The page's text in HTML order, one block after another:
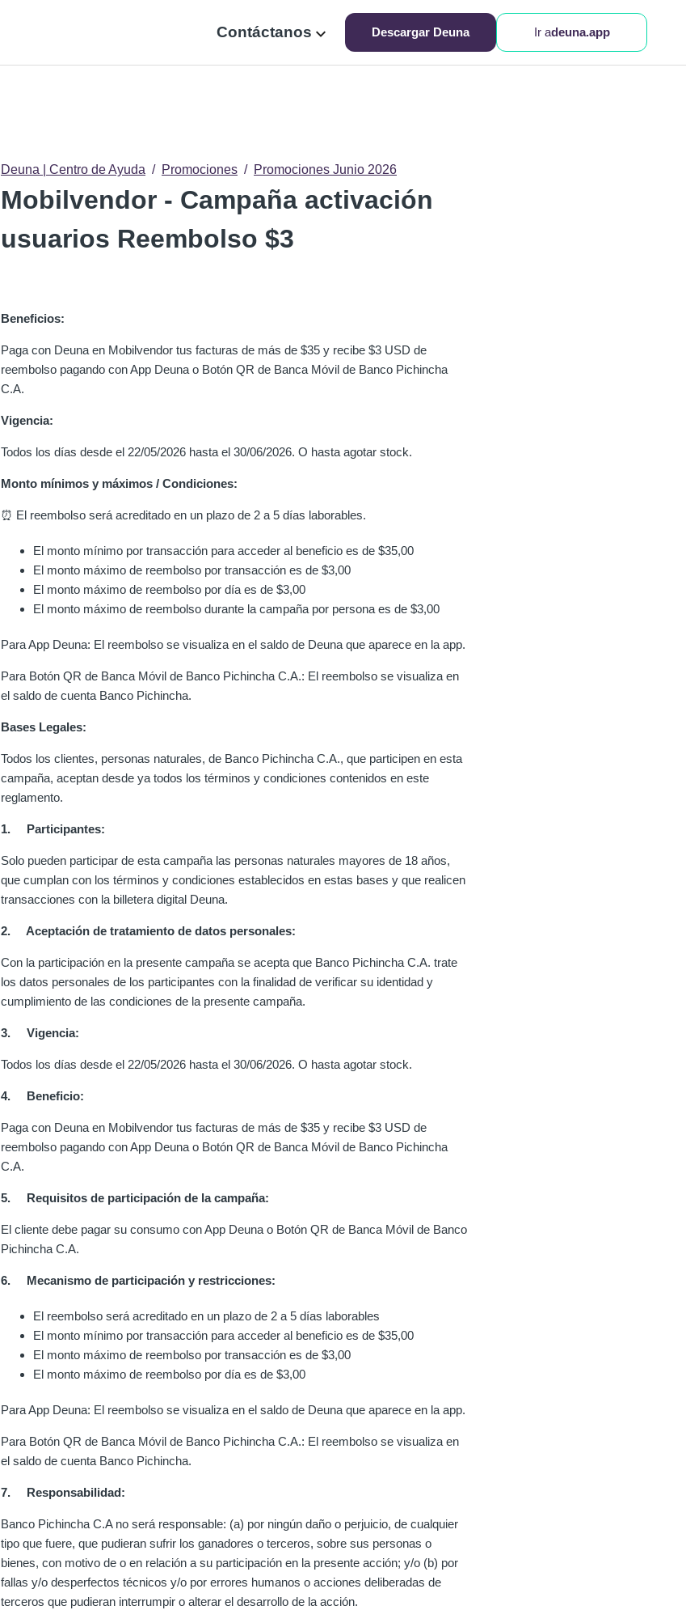
Contáctanos Descargar Deuna Ir adeuna.app
Deuna | Centro de Ayuda Promociones Promociones Junio 2026
Mobilvendor - Campaña activación
usuarios Reembolso $3
Beneficios:
Paga con Deuna en Mobilvendor tus facturas de más de $35 y recibe $3 USD de
reembolso pagando con App Deuna o Botón QR de Banca Móvil de Banco Pichincha
C.A.
Vigencia:
Todos los días desde el 22/05/2026 hasta el 30/06/2026. O hasta agotar stock.
Monto mínimos y máximos / Condiciones:
⏰ El reembolso será acreditado en un plazo de 2 a 5 días laborables.
El monto mínimo por transacción para acceder al beneficio es de $35,00
El monto máximo de reembolso por transacción es de $3,00
El monto máximo de reembolso por día es de $3,00
El monto máximo de reembolso durante la campaña por persona es de $3,00
Para App Deuna: El reembolso se visualiza en el saldo de Deuna que aparece en la app.
Para Botón QR de Banca Móvil de Banco Pichincha C.A.: El reembolso se visualiza en
el saldo de cuenta Banco Pichincha.
Bases Legales:
Todos los clientes, personas naturales, de Banco Pichincha C.A., que participen en esta
campaña, aceptan desde ya todos los términos y condiciones contenidos en este
reglamento.
1. Participantes:
Solo pueden participar de esta campaña las personas naturales mayores de 18 años,
que cumplan con los términos y condiciones establecidos en estas bases y que realicen
transacciones con la billetera digital Deuna.
2. Aceptación de tratamiento de datos personales:
Con la participación en la presente campaña se acepta que Banco Pichincha C.A. trate
los datos personales de los participantes con la finalidad de verificar su identidad y
cumplimiento de las condiciones de la presente campaña.
3. Vigencia:
Todos los días desde el 22/05/2026 hasta el 30/06/2026. O hasta agotar stock.
4. Beneficio:
Paga con Deuna en Mobilvendor tus facturas de más de $35 y recibe $3 USD de
reembolso pagando con App Deuna o Botón QR de Banca Móvil de Banco Pichincha
C.A.
5. Requisitos de participación de la campaña:
El cliente debe pagar su consumo con App Deuna o Botón QR de Banca Móvil de Banco
Pichincha C.A.
6. Mecanismo de participación y restricciones:
El reembolso será acreditado en un plazo de 2 a 5 días laborables
El monto mínimo por transacción para acceder al beneficio es de $35,00
El monto máximo de reembolso por transacción es de $3,00
El monto máximo de reembolso por día es de $3,00
Para App Deuna: El reembolso se visualiza en el saldo de Deuna que aparece en la app.
Para Botón QR de Banca Móvil de Banco Pichincha C.A.: El reembolso se visualiza en
el saldo de cuenta Banco Pichincha.
7. Responsabilidad:
Banco Pichincha C.A no será responsable: (a) por ningún daño o perjuicio, de cualquier
tipo que fuere, que pudieran sufrir los ganadores o terceros, sobre sus personas o
bienes, con motivo de o en relación a su participación en la presente acción; y/o (b) por
fallas y/o desperfectos técnicos y/o por errores humanos o acciones deliberadas de
terceros que pudieran interrumpir o alterar el desarrollo de la acción.